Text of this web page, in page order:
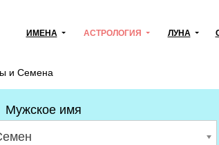
ИМЕНА АСТРОЛОГИЯ ЛУНА
и Семена
Мужское имя